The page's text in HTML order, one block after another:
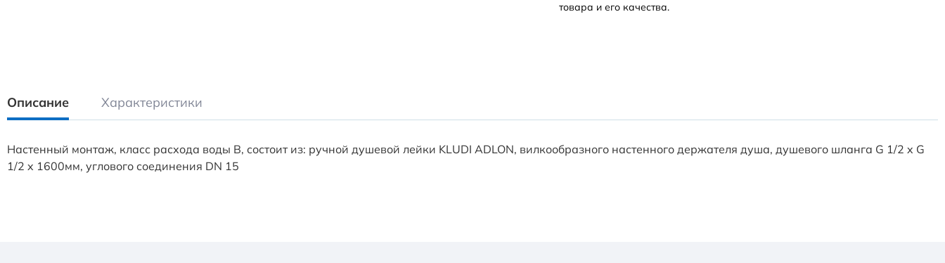
товара и его качества.
Описание Характеристики
Настенный монтаж, класс расхода воды В, состоит из: ручной душевой лейки KLUDI ADLON, вилкообразного настенного держателя душа, душевого шланга G 1/2 x G
1/2 x 1600мм, углового соединения DN 15